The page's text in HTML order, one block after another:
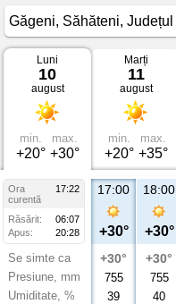
Vremea
Găgeni
Săhăteni,
Județul
Buzău
Luni
10
august
min.
+20°
max.
+30°
Marți
11
august
min.
+20°
max.
+35°
Ora
17:22
curentă
Răsărit:
06:07
Apus:
20:28
Se simte ca
Presiune, mm
Umiditate, %
17:00
+30°
+30°
755
39
18:00
+30°
+30°
755
40